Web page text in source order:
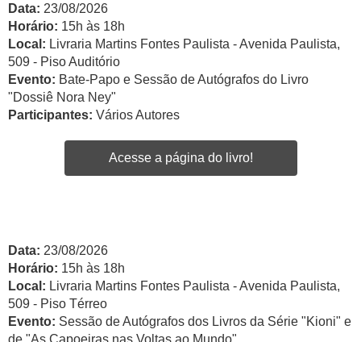
Data: 23/08/2026
Horário: 15h às 18h
Local: Livraria Martins Fontes Paulista - Avenida Paulista,
509 - Piso Auditório
Evento: Bate-Papo e Sessão de Autógrafos do Livro
"Dossiê Nora Ney"
Participantes: Vários Autores
Acesse a página do livro!
Data: 23/08/2026
Horário: 15h às 18h
Local: Livraria Martins Fontes Paulista - Avenida Paulista,
509 - Piso Térreo
Evento: Sessão de Autógrafos dos Livros da Série "Kioni" e
de "As Capoeiras nas Voltas ao Mundo"